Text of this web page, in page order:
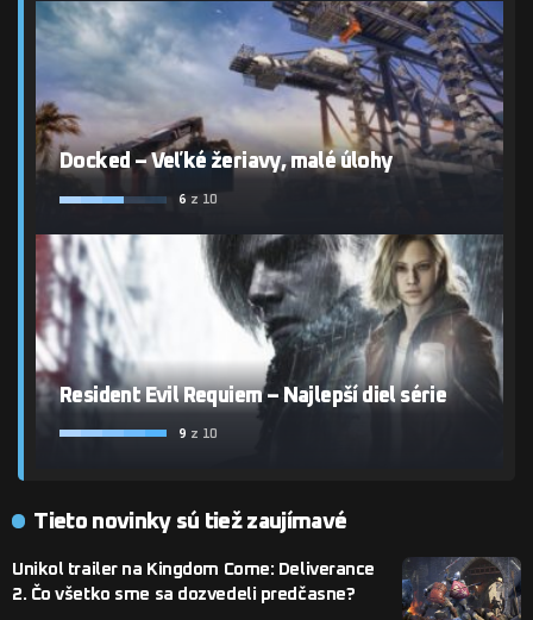
Docked – Veľké žeriavy, malé úlohy
6 z 10
Resident Evil Requiem – Najlepší diel série
9 z 10
Tieto novinky sú tiež zaujímavé
Unikol trailer na Kingdom Come: Deliverance
2. Čo všetko sme sa dozvedeli predčasne?